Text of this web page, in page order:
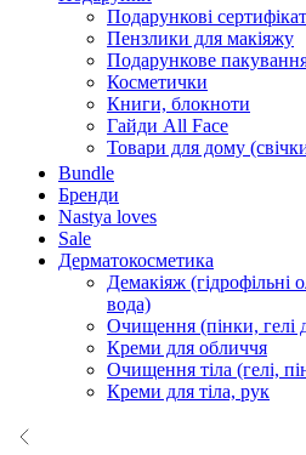
Подарункові
Пензлики для макіяжу
Подарункове
Косметички
Книги, блокноти
Гайди All Face
Товари для дому
Bundle
Бренди
Nastya loves
Sale
Дерматокосметика
Демакіяж (гідрофільні
вода)
Очищення (пінки, гелі
Креми для обличчя
Очищення тіла (гелі,
Креми для тіла, рук